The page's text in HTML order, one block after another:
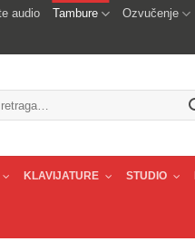
audio Tambure Ozvučenje
KLAVIJATURE STUDIO